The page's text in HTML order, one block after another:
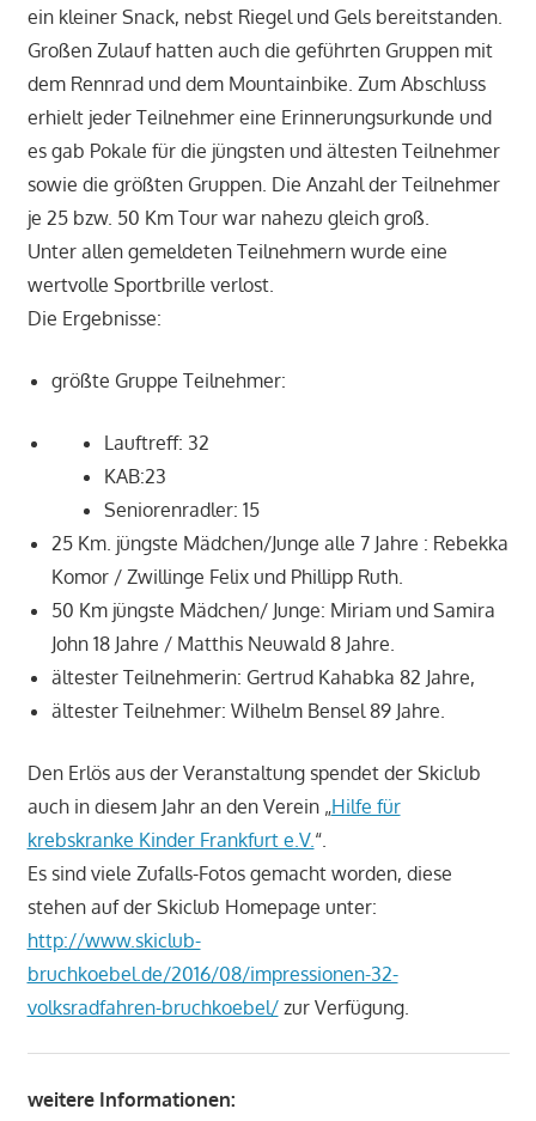
ein kleiner Snack, nebst Riegel und Gels bereitstanden.
Großen Zulauf hatten auch die geführten Gruppen mit
dem Rennrad und dem Mountainbike. Zum Abschluss
erhielt jeder Teilnehmer eine Erinnerungsurkunde und
es gab Pokale für die jüngsten und ältesten Teilnehmer
sowie die größten Gruppen. Die Anzahl der Teilnehmer
je 25 bzw. 50 Km Tour war nahezu gleich groß.
Unter allen gemeldeten Teilnehmern wurde eine
wertvolle Sportbrille verlost.
Die Ergebnisse:
größte Gruppe Teilnehmer:
Lauftreff: 32
KAB:23
Seniorenradler: 15
25 Km. jüngste Mädchen/Junge alle 7 Jahre : Rebekka
Komor / Zwillinge Felix und Phillipp Ruth.
50 Km jüngste Mädchen/ Junge: Miriam und Samira
John 18 Jahre / Matthis Neuwald 8 Jahre.
ältester Teilnehmerin: Gertrud Kahabka 82 Jahre,
ältester Teilnehmer: Wilhelm Bensel 89 Jahre.
Den Erlös aus der Veranstaltung spendet der Skiclub
auch in diesem Jahr an den Verein „Hilfe für
krebskranke Kinder Frankfurt e.V. “.
Es sind viele Zufalls-Fotos gemacht worden, diese
stehen auf der Skiclub Homepage unter:
http://www.skiclub-
bruchkoebel.de/2016/08/impressionen-32-
volksradfahren-bruchkoebel/zur Verfügung.
weitere Informationen: